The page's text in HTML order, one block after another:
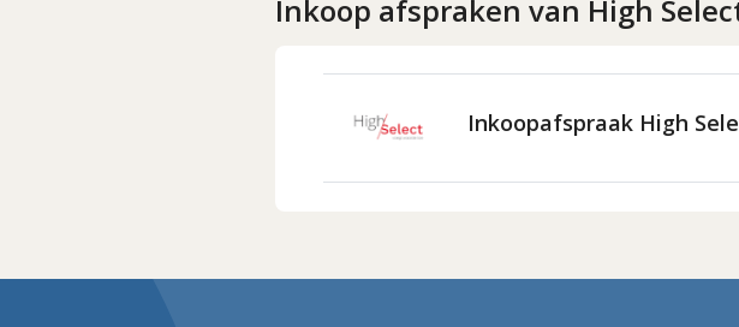
Inkoop afspraken van High
Inkoopafspraak High